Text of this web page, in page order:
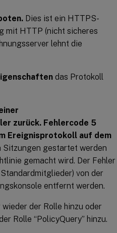
Dies ist ein HTTPS-
mit HTTP (nicht sicheres
lehnt die
das Protokoll
zurück. Fehlercode 5
Ereignisprotokoll auf dem
Sitzungen gestartet werden
gemacht wird. Der Fehler
von der
entfernt werden.
der Rolle hinzu oder
Rolle “PolicyQuery” hinzu.